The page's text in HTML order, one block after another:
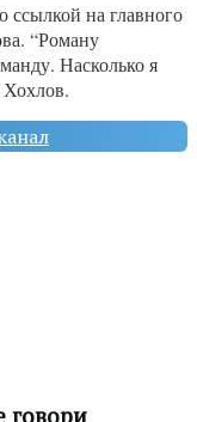
ссылкой на главного
“Роману
Насколько я